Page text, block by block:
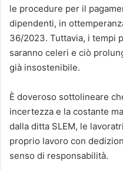
le procedure per il
dipendenti, in
36/2023. Tuttavia, i tempi
saranno celeri e ciò
già insostenibile.
È doveroso sottolineare
incertezza e la costante
dalla ditta SLEM, le
proprio lavoro con
senso di responsabilità.